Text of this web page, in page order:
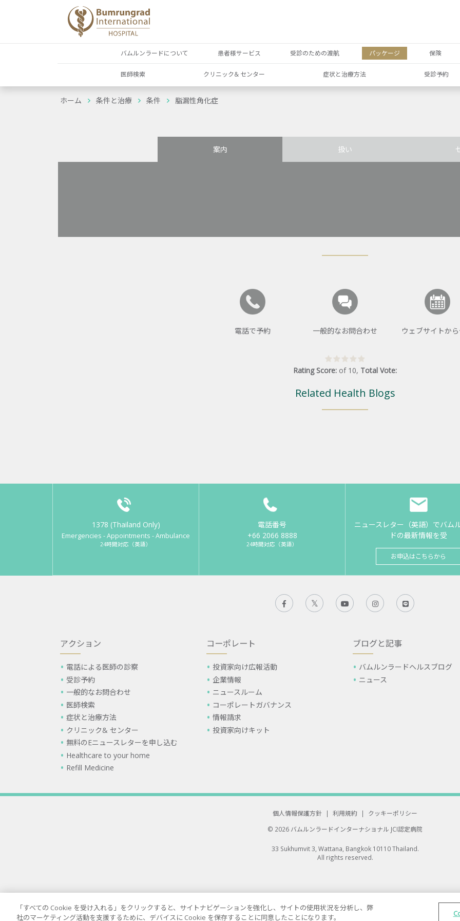
バムルンラードについて 患者様サービス 受診のための渡航 パッケージ 保険
医師検索 クリニック& センター 症状と治療方法 受診予約
ホーム 条件と治療 条件 脂漏性角化症
案内 扱い
電話で予約 一般的なお問合わせ ウェブサイトか
Rating Score: of 10, Total Vote:
Related Health Blogs
1378 (Thailand Only)
Emergencies - Appointments - Ambulance
24時間対応（英語）
電話番号
+66 2066 8888
24時間対応（英語）
ニュースレター（英語）でバム
ドの最新情報を受
お申込はこちらから
アクション
電話による医師の診察
受診予約
一般的なお問合わせ
医師検索
症状と治療方法
クリニック& センター
無料のEニュースレターを申し込む
Healthcare to your home
Refill Medicine
コーポレート
投資家向け広報活動
企業情報
ニュースルーム
コーポレートガバナンス
情報請求
投資家向けキット
ブログと記事
バムルンラードヘルスブログ
ニュース
個人情報保護方針 | 利用規約 |
クッキーポリシー
© 2026 バムルンラードインターナショナル JCI認定病院
33 Sukhumvit 3, Wattana, Bangkok 10110 Thailand.
All rights reserved.
「すべての Cookie を受け入れる」をクリックすると、サイトナビゲーションを強化し、サイトの使用状況を分析し、弊
社のマーケティング活動を支援するために、デバイスに Cookie を保存することに同意したことになります。